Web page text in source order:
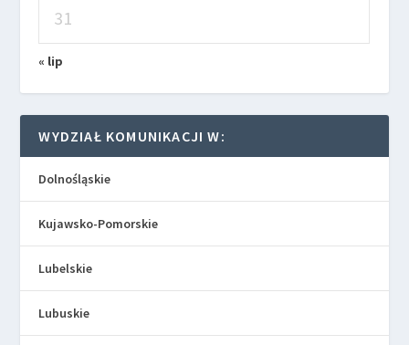
31
« lip
WYDZIAŁ KOMUNIKACJI W:
Dolnośląskie
Kujawsko-Pomorskie
Lubelskie
Lubuskie